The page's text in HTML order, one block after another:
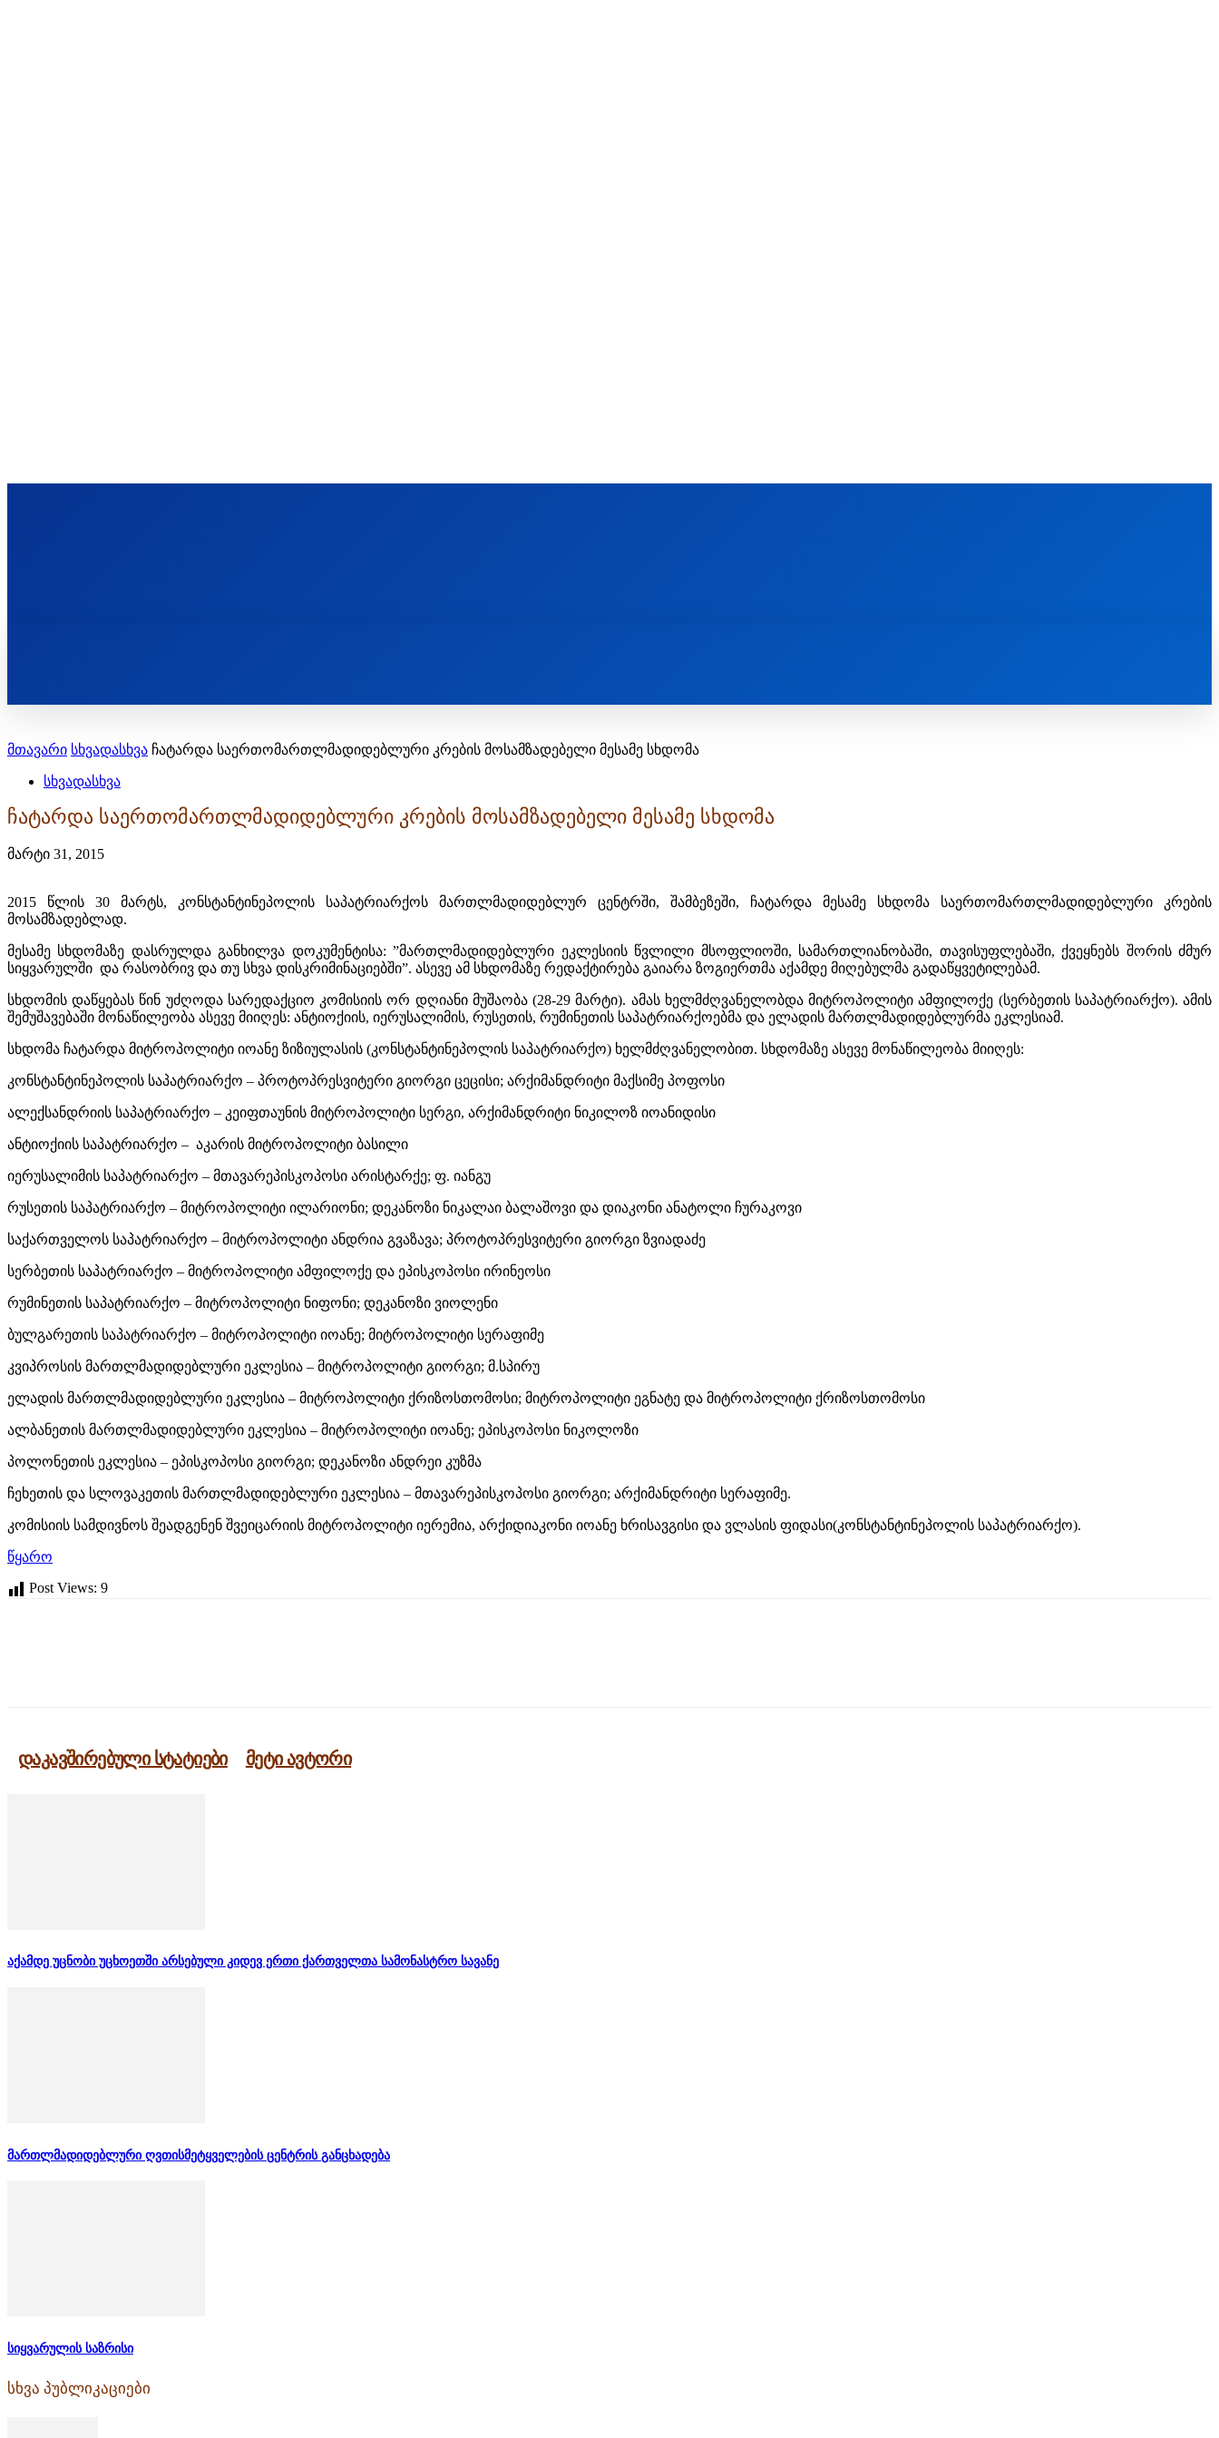
მთავარი სხვადასხვა ჩატარდა საერთომართლმადიდებლური კრების მოსამზადებელი მესამე სხდომა
სხვადასხვა
ჩატარდა საერთომართლმადიდებლური კრების მოსამზადებელი მესამე სხდომა
მარტი 31, 2015
2015 წლის 30 მარტს, კონსტანტინეპოლის საპატრიარქოს მართლმადიდებლურ ცენტრში, შამბეზეში, ჩატარდა მესამე სხდომა საერთომართლმადიდებლური კრების
მოსამზადებლად.
მესამე სხდომაზე დასრულდა განხილვა დოკუმენტისა: ”მართლმადიდებლური ეკლესიის წვლილი მსოფლიოში, სამართლიანობაში, თავისუფლებაში, ქვეყნებს შორის ძმურ
სიყვარულში და რასობრივ და თუ სხვა დისკრიმინაციებში”. ასევე ამ სხდომაზე რედაქტირება გაიარა ზოგიერთმა აქამდე მიღებულმა გადაწყვეტილებამ.
სხდომის დაწყებას წინ უძღოდა სარედაქციო კომისიის ორ დღიანი მუშაობა (28-29 მარტი). ამას ხელმძღვანელობდა მიტროპოლიტი ამფილოქე (სერბეთის საპატრიარქო). ამის
შემუშავებაში მონაწილეობა ასევე მიიღეს: ანტიოქიის, იერუსალიმის, რუსეთის, რუმინეთის საპატრიარქოებმა და ელადის მართლმადიდებლურმა ეკლესიამ.
სხდომა ჩატარდა მიტროპოლიტი იოანე ზიზიულასის (კონსტანტინეპოლის საპატრიარქო) ხელმძღვანელობით. სხდომაზე ასევე მონაწილეობა მიიღეს:
კონსტანტინეპოლის საპატრიარქო – პროტოპრესვიტერი გიორგი ცეცისი; არქიმანდრიტი მაქსიმე პოფოსი
ალექსანდრიის საპატრიარქო – კეიფთაუნის მიტროპოლიტი სერგი, არქიმანდრიტი ნიკილოზ იოანიდისი
ანტიოქიის საპატრიარქო – აკარის მიტროპოლიტი ბასილი
იერუსალიმის საპატრიარქო – მთავარეპისკოპოსი არისტარქე; ფ. იანგუ
რუსეთის საპატრიარქო – მიტროპოლიტი ილარიონი; დეკანოზი ნიკალაი ბალაშოვი და დიაკონი ანატოლი ჩურაკოვი
საქართველოს საპატრიარქო – მიტროპოლიტი ანდრია გვაზავა; პროტოპრესვიტერი გიორგი ზვიადაძე
სერბეთის საპატრიარქო – მიტროპოლიტი ამფილოქე და ეპისკოპოსი ირინეოსი
რუმინეთის საპატრიარქო – მიტროპოლიტი ნიფონი; დეკანოზი ვიოლენი
ბულგარეთის საპატრიარქო – მიტროპოლიტი იოანე; მიტროპოლიტი სერაფიმე
კვიპროსის მართლმადიდებლური ეკლესია – მიტროპოლიტი გიორგი; მ.სპირუ
ელადის მართლმადიდებლური ეკლესია – მიტროპოლიტი ქრიზოსთომოსი; მიტროპოლიტი ეგნატე და მიტროპოლიტი ქრიზოსთომოსი
ალბანეთის მართლმადიდებლური ეკლესია – მიტროპოლიტი იოანე; ეპისკოპოსი ნიკოლოზი
პოლონეთის ეკლესია – ეპისკოპოსი გიორგი; დეკანოზი ანდრეი კუზმა
ჩეხეთის და სლოვაკეთის მართლმადიდებლური ეკლესია – მთავარეპისკოპოსი გიორგი; არქიმანდრიტი სერაფიმე.
კომისიის სამდივნოს შეადგენენ შვეიცარიის მიტროპოლიტი იერემია, არქიდიაკონი იოანე ხრისავგისი და ვლასის ფიდასი(კონსტანტინეპოლის საპატრიარქო).
წყარო
Post Views: 9
დაკავშირებული სტატიები მეტი ავტორი
აქამდე უცნობი უცხოეთში არსებული კიდევ ერთი ქართველთა სამონასტრო სავანე
მართლმადიდებლური ღვთისმეტყველების ცენტრის განცხადება
სიყვარულის საზრისი
სხვა პუბლიკაციები